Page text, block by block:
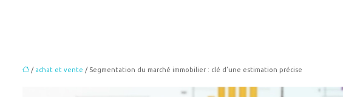
/ achat et vente / Segmentation du marché immobilier : clé d’une estimation précise